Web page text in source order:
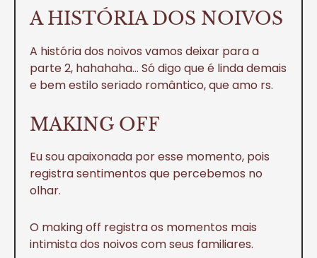
A HISTÓRIA DOS NOIVOS
A história dos noivos vamos deixar para a
parte 2, hahahaha… Só digo que é linda demais
e bem estilo seriado romântico, que amo rs.
MAKING OFF
Eu sou apaixonada por esse momento, pois
registra sentimentos que percebemos no
olhar.
O making off registra os momentos mais
intimista dos noivos com seus familiares.